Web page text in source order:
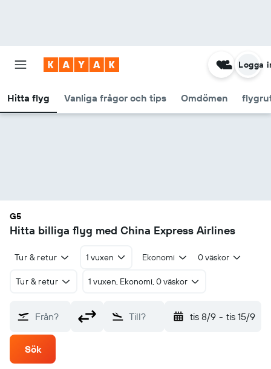
Hitta flyg Vanliga frågor och tips Omdömen
Logga
G5
Hitta billiga flyg med China Express Airlines
Tur & retur 1 vuxen Ekonomi 0 väskor
Tur & retur 1 vuxen, Ekonomi, 0 väskor
Från? Till? tis 8/9 - tis 15/9
Sök